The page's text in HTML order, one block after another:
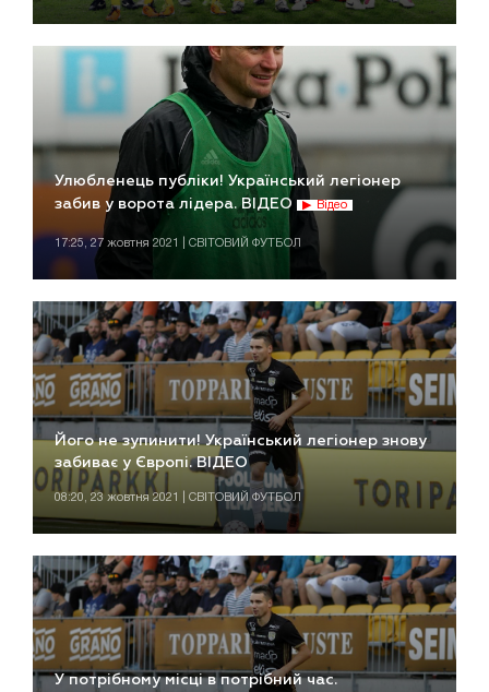
Улюбленець публіки! Український легіонер
забив у ворота лідера. ВІДЕО
Відео
17:25, 27 жовтня 2021 | СВІТОВИЙ ФУТБОЛ
Його не зупинити! Український легіонер знову
забиває у Європі. ВІДЕО
08:20, 23 жовтня 2021 | СВІТОВИЙ ФУТБОЛ
У потрібному місці в потрібний час.